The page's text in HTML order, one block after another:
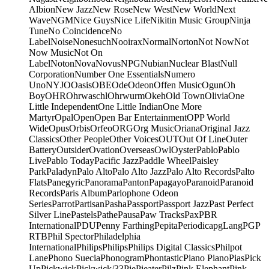
AlbionNew JazzNew RoseNew WestNew WorldNext
WaveNGMNice GuysNice LifeNikitin Music GroupNinja
TuneNo CoincidenceNo
LabelNoiseNonesuchNooiraxNormalNortonNot NowNot
Now MusicNot On
LabelNotonNovaNovusNPGNubianNuclear BlastNull
CorporationNumber One EssentialsNumero
UnoNYJOOasisOBEOdeOdeonOffen MusicOgunOh
BoyOHROhrwaschlOhrwurmOkehOld TownOliviaOne
Little IndependentOne Little IndianOne More
MartyrOpalOpenOpen Bar EntertainmentOPP World
WideOpusOrbisOrfeoORGOrg MusicOrianaOriginal Jazz
ClassicsOther PeopleOther VoicesOUTOut Of LineOuter
BatteryOutsiderOvationOverseasOwlOysterPabloPablo
LivePablo TodayPacific JazzPaddle WheelPaisley
ParkPaladynPalo AltoPalo Alto JazzPalo Alto RecordsPalto
FlatsPanegyricPanoramaPantonPapagayoParanoidParanoid
RecordsParis AlbumParlophone Odeon
SeriesParrotPartisanPashaPassportPassport JazzPast Perfect
Silver LinePastelsPathePausaPaw TracksPaxPBR
InternationalPDUPenny FarthingPepitaPeriodicapgLangPGP
RTBPhil SpectorPhiladelphia
InternationalPhilipsPhilipsPhilips Digital ClassicsPhilpot
LanePhono SueciaPhonogramPhontasticPiano PianoPiasPick